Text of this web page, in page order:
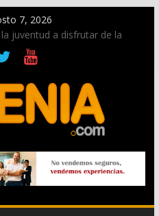
7, 2026
juventud a disfrutar de la
más de 50.000 imágenes
la calle Marqués de
Cristiana
reunirá durante agosto a
en los Jardins de
las llaves de la ciudad y